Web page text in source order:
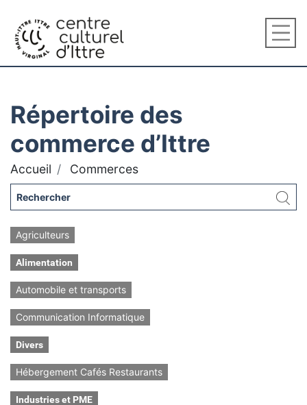
Répertoire des
commerce d’Ittre
Accueil Commerces
Agriculteurs
Alimentation
Automobile et transports
Communication Informatique
Divers
Hébergement Cafés Restaurants
Industries et PME